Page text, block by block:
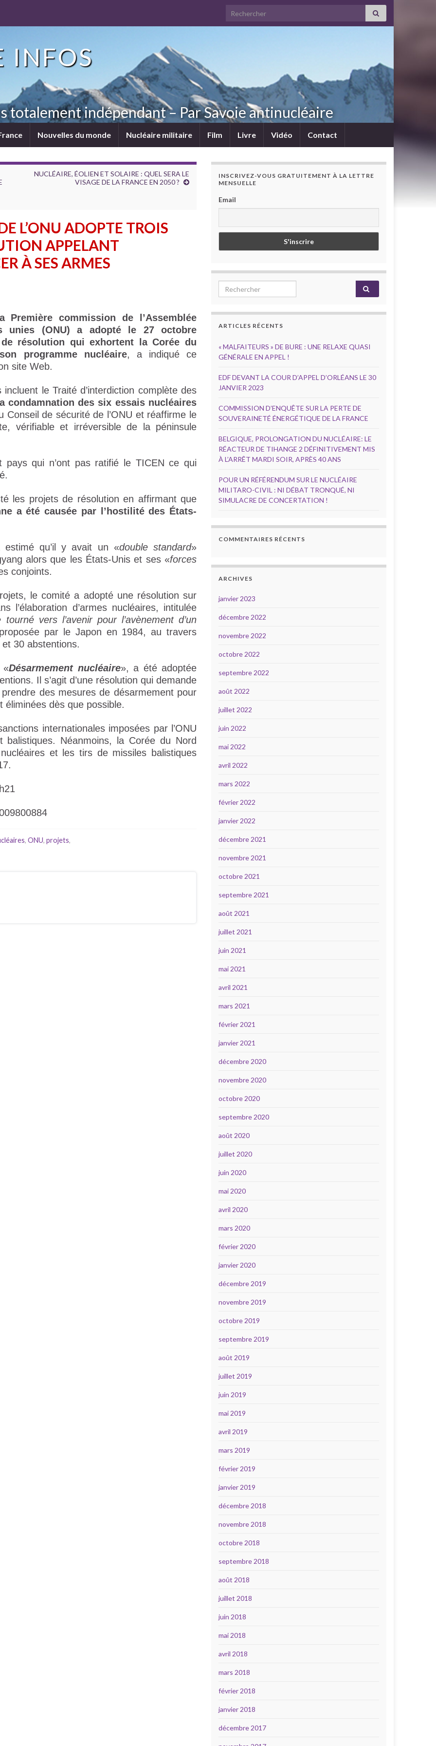
Search for:
INFOS
totalement indépendant – Par Savoie antinucléaire
Nouvelles du monde Nucléaire militaire Film Livre Vidéo Contact
NUCLÉAIRE, ÉOLIEN ET SOLAIRE : QUEL SERA LE
VISAGE DE LA FRANCE EN 2050 ?
L’ONU ADOPTE TROIS
APPELANT
À SES ARMES
Première commission de l’Assemblée
unies (ONU) a adopté le 27 octobre
résolution qui exhortent la Corée du
programme nucléaire, a indiqué ce
site Web.
le Traité d’interdiction complète des
condamnation des six essais nucléaires
de sécurité de l’ONU et réaffirme le
vérifiable et irréversible de la péninsule
qui n’ont pas ratifié le TICEN ce qui
les projets de résolution en affirmant que
a été causée par l’hostilité des États-
estimé qu’il y avait un «double standard»
alors que les États-Unis et ses «forces
conjoints.
le comité a adopté une résolution sur
l’élaboration d’armes nucléaires, intitulée
vers l’avenir pour l’avènement d’un
par le Japon en 1984, au travers
30 abstentions.
«Désarmement nucléaire», a été adoptée
Il s’agit d’une résolution qui demande
des mesures de désarmement pour
dès que possible.
internationales imposées par l’ONU
Néanmoins, la Corée du Nord
et les tirs de missiles balistiques
, ONU, projets,
INSCRIVEZ-VOUS GRATUITEMENT À LA LETTRE
MENSUELLE
Email
Search for:
ARTICLES RÉCENTS
« MALFAITEURS » DE BURE : UNE RELAXE QUASI
GÉNÉRALE EN APPEL !
EDF DEVANT LA COUR D’APPEL D’ORLÉANS LE 30
JANVIER 2023
COMMISSION D’ENQUÊTE SUR LA PERTE DE
SOUVERAINETÉ ÉNERGÉTIQUE DE LA FRANCE
BELGIQUE, PROLONGATION DU NUCLÉAIRE: LE
RÉACTEUR DE TIHANGE 2 DÉFINITIVEMENT MIS
À L’ARRÊT MARDI SOIR, APRÈS 40 ANS
POUR UN RÉFÉRENDUM SUR LE NUCLÉAIRE
MILITARO-CIVIL : NI DÉBAT TRONQUÉ, NI
SIMULACRE DE CONCERTATION !
COMMENTAIRES RÉCENTS
ARCHIVES
janvier 2023
décembre 2022
novembre 2022
octobre 2022
septembre 2022
août 2022
juillet 2022
juin 2022
mai 2022
avril 2022
mars 2022
février 2022
janvier 2022
décembre 2021
novembre 2021
octobre 2021
septembre 2021
août 2021
juillet 2021
juin 2021
mai 2021
avril 2021
mars 2021
février 2021
janvier 2021
décembre 2020
novembre 2020
octobre 2020
septembre 2020
août 2020
juillet 2020
juin 2020
mai 2020
avril 2020
mars 2020
février 2020
janvier 2020
décembre 2019
novembre 2019
octobre 2019
septembre 2019
août 2019
juillet 2019
juin 2019
mai 2019
avril 2019
mars 2019
février 2019
janvier 2019
décembre 2018
novembre 2018
octobre 2018
septembre 2018
août 2018
juillet 2018
juin 2018
mai 2018
avril 2018
mars 2018
février 2018
janvier 2018
décembre 2017